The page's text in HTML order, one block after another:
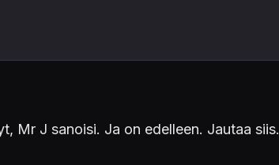
Mr J sanoisi. Ja on edelleen. Jautaa siis.